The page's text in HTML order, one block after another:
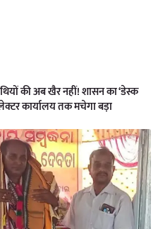
की अब खैर नहीं! शासन का ‘डेस्क
कार्यालय तक मचेगा बड़ा